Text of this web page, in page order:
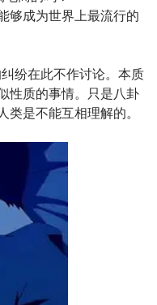
够成为世界上最流行的
纷在此不作讨论。本质
性质的事情。只是八卦
是不能互相理解的。